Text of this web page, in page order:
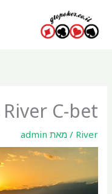
לתוכן
River C-bet – חלק א'
River / מאת admin